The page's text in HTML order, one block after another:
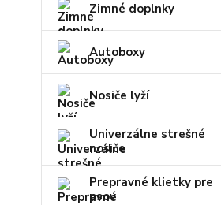
Zimné doplnky
Autoboxy
Nosiče lyží
Univerzálne strešné
nosiče
Prepravné klietky pre
psov